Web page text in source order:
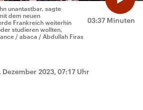
03:37 Minuten
unantastbar, sagte
dem neuen
Frankreich weiterhin
studieren wollten,
/ abaca / Abdullah Firas
Dezember 2023, 07:17 Uhr